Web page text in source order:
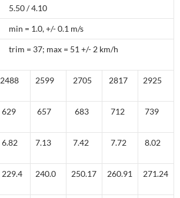
5.50 / 4.10
min = 1.0, +/- 0.1 m/s
trim = 37; max = 51 +/- 2 km/h
2488 2599 2705 2817 2925
629 657 683 712 739
6.82 7.13 7.42 7.72 8.02
229.4 240.0 250.17 260.91 271.24